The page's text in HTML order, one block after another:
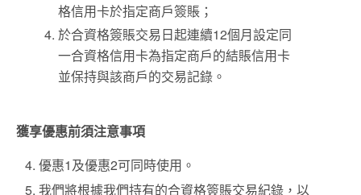
格信用卡於指定商戶簽賬；
於合資格簽賬交易日起連續12個月設定同
一合資格信用卡為指定商戶的結賬信用卡
並保持與該商戶的交易記錄。
獲享優惠前須注意事項
優惠1及優惠2可同時使用。
我們將根據我們持有的合資格簽賬交易紀錄，以